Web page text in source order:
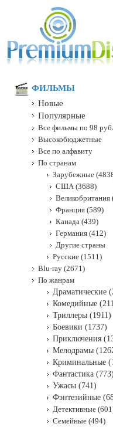
ФИЛЬМЫ
Новые
Популярные
Все фильмы по 98
Высокобюджетные
Все по алфавиту
По странам
Зарубежные
США (3688)
Великобритания
Франция (589)
Канада (439)
Германия (412)
Другие страны
Русские (1511)
Blu-ray (2671)
По жанрам
Драматические
Комедийные
Триллеры (1911)
Боевики (1737)
Приключения
Мелодрамы
Криминальные
Фантастика (773)
Ужасы (741)
Фэнтезийные
Детективные
Семейные (494)